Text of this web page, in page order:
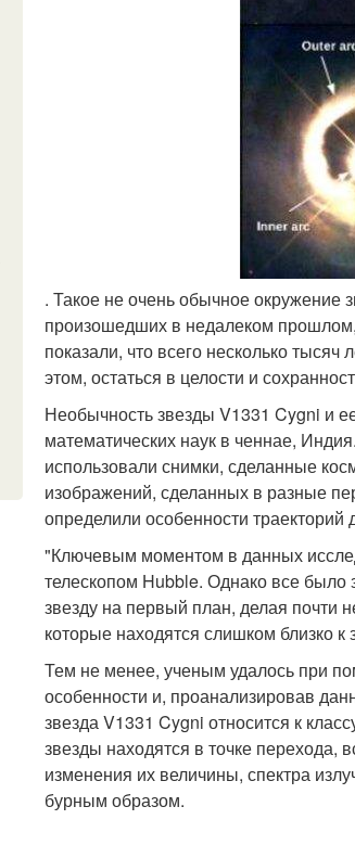
. Такое не очень обычное окружение
произошедших в недалеком
показали, что всего несколько
этом, остаться в целости и
Необычность звезды V1331 Cygni и
математических наук в ченнае,
использовали снимки, сделанные
изображений, сделанных в разные
определили особенности траекторий
"Ключевым моментом в данных
телескопом Hubble. Однако все
звезду на первый план, делая почти
которые находятся слишком близко к
Тем не менее, ученым удалось при
особенности и, проанализировав
звезда V1331 Cygni относится к
звезды находятся в точке перехода,
изменения их величины, спектра
бурным образом.